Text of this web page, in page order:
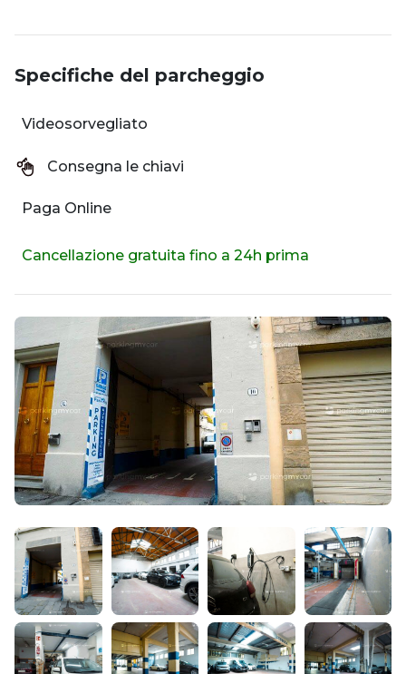
Specifiche del parcheggio
Videosorvegliato
Consegna le chiavi
Paga Online
Cancellazione gratuita fino a 24h prima